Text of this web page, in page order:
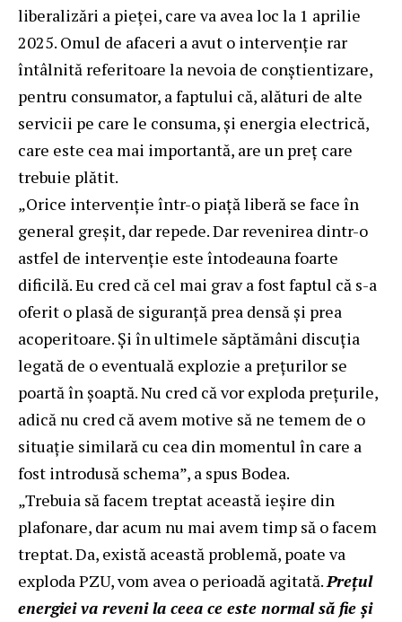
liberalizări a pieței, care va avea loc la 1 aprilie
2025. Omul de afaceri a avut o intervenție rar
întâlnită referitoare la nevoia de conștientizare,
pentru consumator, a faptului că, alături de alte
servicii pe care le consuma, și energia electrică,
care este cea mai importantă, are un preț care
trebuie plătit.
„Orice intervenţie într-o piaţă liberă se face în
general greşit, dar repede. Dar revenirea dintr-o
astfel de intervenţie este întodeauna foarte
dificilă. Eu cred că cel mai grav a fost faptul că s-a
oferit o plasă de siguranţă prea densă şi prea
acoperitoare. Şi în ultimele săptămâni discuţia
legată de o eventuală explozie a preţurilor se
poartă în şoaptă. Nu cred că vor exploda preţurile,
adică nu cred că avem motive să ne temem de o
situaţie similară cu cea din momentul în care a
fost introdusă schema”, a spus Bodea.
„Trebuia să facem treptat această ieşire din
plafonare, dar acum nu mai avem timp să o facem
treptat. Da, există această problemă, poate va
exploda PZU, vom avea o perioadă agitată. Preţul
energiei va reveni la ceea ce este normal să fie şi